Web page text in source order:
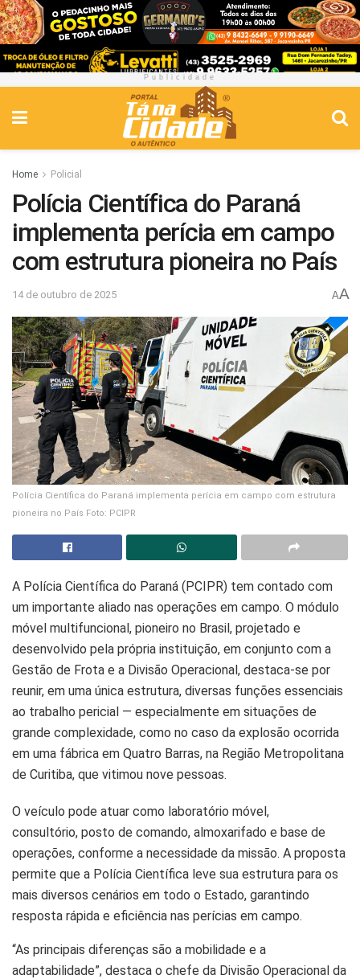
Publicidade
Home Policial
Polícia Científica do Paraná
implementa perícia em campo
com estrutura pioneira no País
14 de outubro de 2025 AA
Polícia Científica do Paraná implementa perícia em campo com estrutura
pioneira no País Foto: PCIPR
A Polícia Científica do Paraná (PCIPR) tem contado com
um importante aliado nas operações em campo. O módulo
móvel multifuncional, pioneiro no Brasil, projetado e
desenvolvido pela própria instituição, em conjunto com a
Gestão de Frota e a Divisão Operacional, destaca-se por
reunir, em uma única estrutura, diversas funções essenciais
ao trabalho pericial — especialmente em situações de
grande complexidade, como no caso da explosão ocorrida
em uma fábrica em Quatro Barras, na Região Metropolitana
de Curitiba, que vitimou nove pessoas.
O veículo pode atuar como laboratório móvel,
consultório, posto de comando, almoxarifado e base de
operações, conforme a necessidade da missão. A proposta
permite que a Polícia Científica leve sua estrutura para os
mais diversos cenários em todo o Estado, garantindo
resposta rápida e eficiência nas perícias em campo.
“As principais diferenças são a mobilidade e a
adaptabilidade”, destaca o chefe da Divisão Operacional da